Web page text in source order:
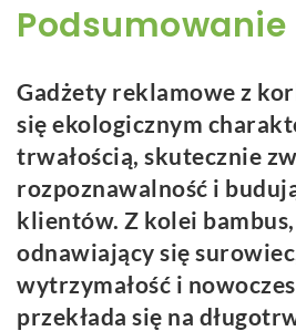
Podsumowanie
Gadżety reklamowe z
się ekologicznym
trwałością, skutecznie
rozpoznawalność i
klientów. Z kolei
odnawiający się
wytrzymałość i
przekłada się na